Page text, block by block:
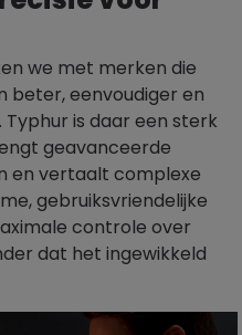
we met merken die
beter, eenvoudiger en
is daar een sterk
geavanceerde
en vertaalt complexe
gebruiksvriendelijke
controle over
dat het ingewikkeld